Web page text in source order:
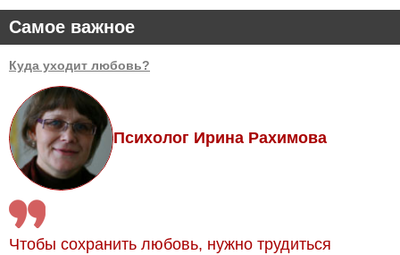
Самое важное
Куда уходит любовь?
Психолог Ирина Рахимова
Чтобы сохранить любовь, нужно трудиться